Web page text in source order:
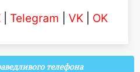
Telegram VK OK
телефона